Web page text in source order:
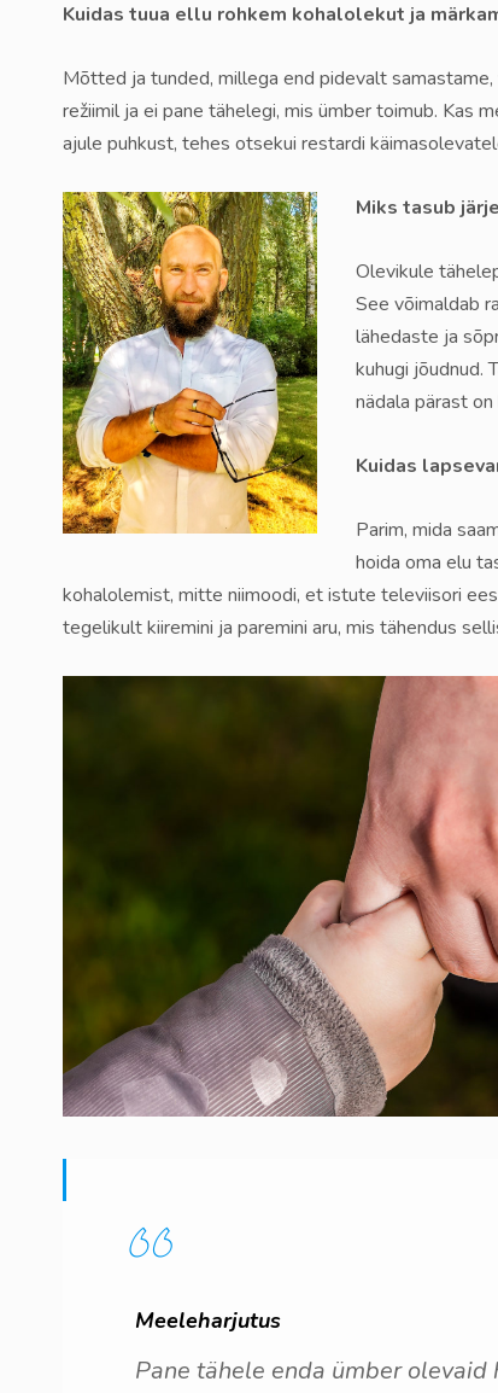
Kuidas tuua ellu rohkem kohalolekut ja
Mõtted ja tunded, millega end pidevalt
režiimil ja ei pane tähelegi, mis ümber toimub. Kas
ajule puhkust, tehes otsekui restardi
Miks tasub
Olevikule
See võimaldab
lähedaste ja
kuhugi jõudnud.
nädala pärast
Kuidas
Parim, mida
hoida oma elu
kohalolemist, mitte niimoodi, et istute televiisori
tegelikult kiiremini ja paremini aru, mis tähendus
Meeleharjutus
Pane tähele enda ümber